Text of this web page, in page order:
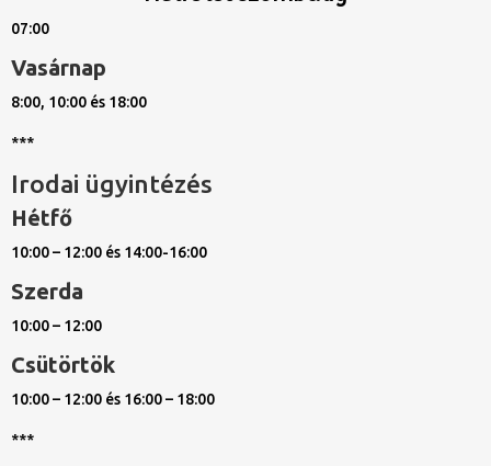
07:00
Vasárnap
8:00, 10:00 és 18:00
***
Irodai ügyintézés
Hétfő
10:00 – 12:00 és 14:00-16:00
Szerda
10:00 – 12:00
Csütörtök
10:00 – 12:00 és 16:00 – 18:00
***